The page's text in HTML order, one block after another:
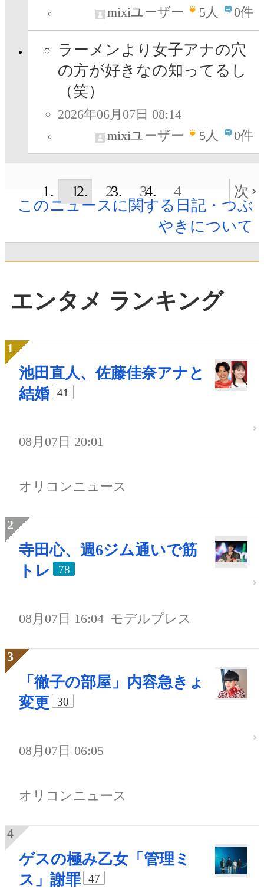
mixiユーザー 5人 0件
ラーメンより女子アナの穴
の方が好きなの知ってるし
（笑）
2026年06月07日 08:14
mixiユーザー
5人 0件
1 2 3 4
次
このニュースに関する日記・つぶ
やきについて
エンタメ ランキング
池田直人、佐藤佳奈アナと
結婚
41
08月07日 20:01
オリコンニュース
寺田心、週6ジム通いで筋
トレ
78
08月07日 16:04 モデルプレス
「徹子の部屋」内容急きょ
変更
30
08月07日 06:05
オリコンニュース
ゲスの極み乙女「管理ミ
ス」謝罪
47